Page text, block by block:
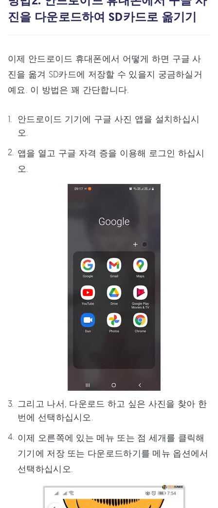
진을 다운로드하여 SD카드로 옮기기
이제 안드로이드 휴대폰에서 어떻게 하면 구글 사
진을 옮겨 SD카드에 저장할 수 있을지 궁금하실거
예요. 이 방법은 꽤 간단합니다.
안드로이드 기기에 구글 사진 앱을 설치하십시
오.
앱을 열고 구글 자격 증을 이용해 로그인 하십시
오.
그리고 나서, 다운로드 하고 싶은 사진을 찾아 한
번에 선택하십시오.
이제 오른쪽에 있는 메뉴 또는 점 세개를 클릭해
기기에 저장 또는 다운로드하기를 메뉴 옵션에서
선택하십시오.